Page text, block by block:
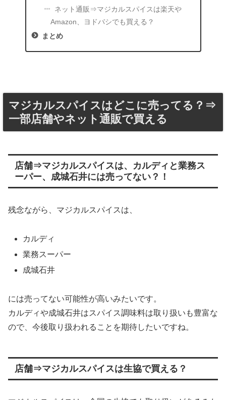
ネット通販⇒マジカルスパイスは楽天や
Amazon、ヨドバシでも買える？
まとめ
マジカルスパイスはどこに売ってる？⇒
一部店舗やネット通販で買える
店舗⇒マジカルスパイスは、カルディと業務ス
ーパー、成城石井には売ってない？！
残念ながら、マジカルスパイスは、
カルディ
業務スーパー
成城石井
には売ってない可能性が高いみたいです。
カルディや成城石井はスパイス調味料は取り扱いも豊富な
ので、今後取り扱われることを期待したいですね。
店舗⇒マジカルスパイスは生協で買える？